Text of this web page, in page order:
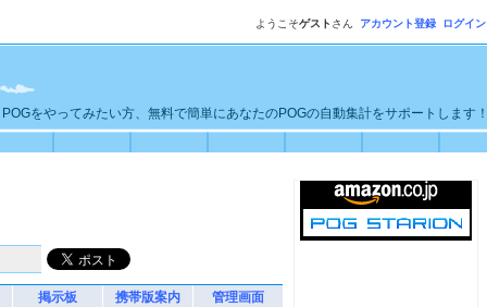
ようこそゲスト さん アカウント登録 ログイン
をやってみたい方、無料で簡単にあなたのPOGの自動集計をサポートします！
掲示板 携帯版案内
管理画面